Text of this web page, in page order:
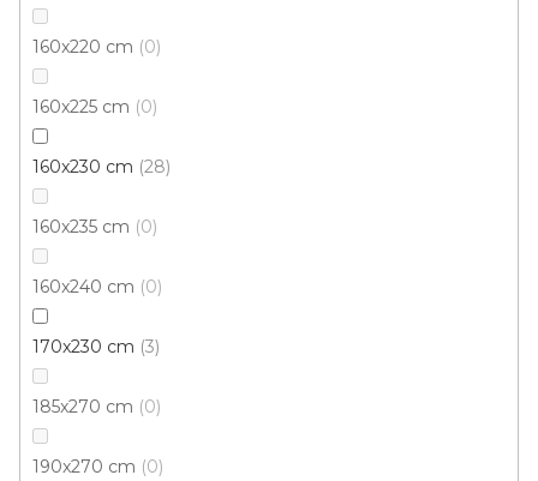
160x220 cm 0
160x225 cm 0
160x230 cm 28
160x235 cm 0
160x240 cm 0
170x230 cm 3
185x270 cm 0
190x270 cm 0
od517 Kč / ks
135x195 cm 160x230 cm